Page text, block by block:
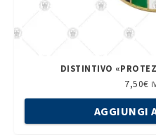
DISTINTIVO
7,50€
AGGIUNGI